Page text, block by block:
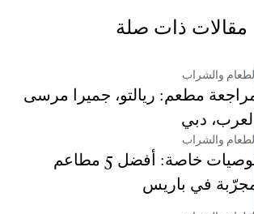
مقالات ذات صلة
الطعام والشراب
مطعم: ريالتو، جميرا مرسى
العرب، دبي
الطعام والشراب
توصيات خاصة: أفضل 5 مطاعم
في باريس